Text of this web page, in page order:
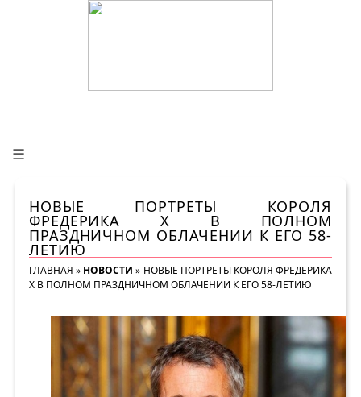
☰
НОВЫЕ ПОРТРЕТЫ КОРОЛЯ
ФРЕДЕРИКА X В ПОЛНОМ
ПРАЗДНИЧНОМ ОБЛАЧЕНИИ К ЕГО 58-
ЛЕТИЮ
ГЛАВНАЯ » НОВОСТИ » НОВЫЕ ПОРТРЕТЫ КОРОЛЯ ФРЕДЕРИКА
X В ПОЛНОМ ПРАЗДНИЧНОМ ОБЛАЧЕНИИ К ЕГО 58-ЛЕТИЮ